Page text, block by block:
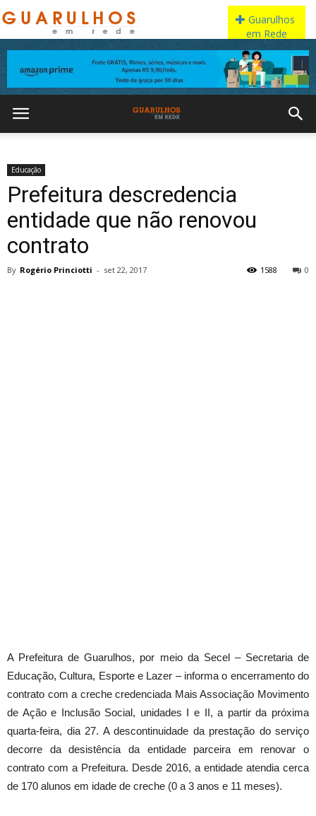
Educação
Prefeitura descredencia
entidade que não renovou
contrato
By Rogério Princiotti - set 22, 2017 0
1588
A Prefeitura de Guarulhos, por meio da Secel – Secretaria de
Educação, Cultura, Esporte e Lazer – informa o encerramento do
contrato com a creche credenciada Mais Associação Movimento
de Ação e Inclusão Social, unidades I e II, a partir da próxima
quarta-feira, dia 27. A descontinuidade da prestação do serviço
decorre da desistência da entidade parceira em renovar o
contrato com a Prefeitura. Desde 2016, a entidade atendia cerca
de 170 alunos em idade de creche (0 a 3 anos e 11 meses).